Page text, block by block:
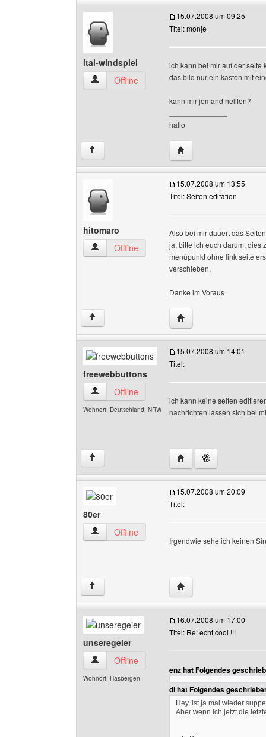
ital-windspiel
ital-windspiel Benutzer-Profile anzeigen
Offline
15.07.2008 um 09:25
Titel: monje
ich kann bei mir auf der seite
das bild nur ein kasten mit
kann mir jemand hellfen?
hallo
↑ Website dieses
hitomaro
hitomaro Benutzer-Profile anzeigen
Offline
15.07.2008 um 13:55
Titel: Seiten editation
Also bei mir dauert das
ja, bitte ich euch darum, dies
menüpunkt ohne link seite
verschieben.
Danke im Voraus
↑ Website dieses
freewebbuttons
freewebbuttons Benutzer-Profile anzeigen
Offline
Wohnort: Deutschland, NRW
15.07.2008 um 14:01
Titel:
ich kann keine seiten
nachrichten lassen sich bei
↑ Website dieses
80er
80er Benutzer-Profile anzeigen
Offline
15.07.2008 um 20:09
Titel:
Irgendwie sehe ich keinen
↑ Website dieses
unseregeier
unseregeier Benutzer-Profile anzeigen
Offline
Wohnort: Hasbergen
16.07.2008 um 17:00
Titel: Re: echt cool !!!
enz hat Folgendes
di hat Folgendes
Hey, ist ja mal wieder
Aber wenn ich jetzt die